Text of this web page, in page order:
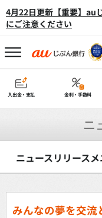
4月22日更新【重要】au
にご注意ください
入出金・支払 金利・手数料
ニ
ニュースリリース
みんなの夢を交流